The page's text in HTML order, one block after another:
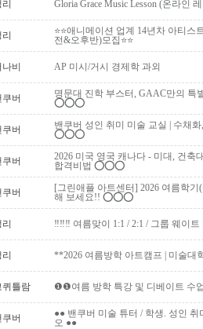
Gloria Grace Music Lesson (온라인
⭐⭐애니메이션 업계 14년차 아티
전&오후반)모집⭐⭐
비 AP 미시/거시 경제학 과외
쿠버
명문대 진학 부스터, GAAC만의 특
⭕️⭕️⭕️
쿠버
밴쿠버 성인 취미 미술 교실 | 수채
⭕️⭕️⭕️
쿠버
2026 미국 영국 캐나다 - 미대, 건축
합격비법 ⭕️⭕️⭕️
쿠버
[그린애플 아트센터] 2026 여름학
해 보세요!! ⭕️⭕️⭕️
‼️‼️‼️ 여름맞이 1:1 / 2:1 / 그룹 웨이
**2026 여름방학 아트캠프 | 미술대
퀴틀람 ❶❶여름 방학 특강 및 디베이트 수
쿠버
●● 밴쿠버 미술 튜터 / 학생. 성인
오 ●●